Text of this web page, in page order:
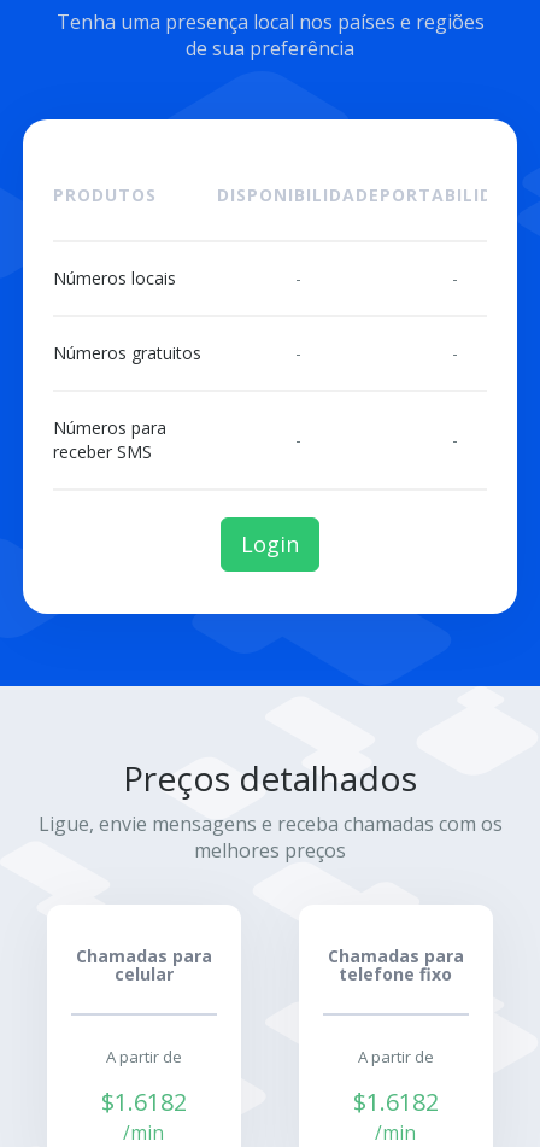
Tenha uma presença local nos países e regiões
de sua preferência
PRODUTOS DISPONIBILIDADEPORTABILIDADE
Números locais - -
Números gratuitos - -
Números para
receber SMS
- -
Login
Preços detalhados
Ligue, envie mensagens e receba chamadas com os
melhores preços
Chamadas para
celular
A partir de
$1.6182
/min
Chamadas para
telefone fixo
A partir de
$1.6182
/min